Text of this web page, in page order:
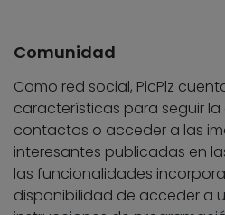
Comunidad
Como red social, PicPlz
características para seguir
contactos o acceder a las
interesantes publicadas en
las funcionalidades
disponibilidad de acceder a